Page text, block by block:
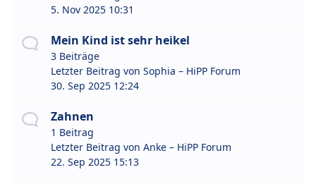
5. Nov 2025 10:31
Mein Kind ist sehr heikel
3 Beiträge
Letzter Beitrag von Sophia – HiPP Forum
30. Sep 2025 12:24
Zahnen
1 Beitrag
Letzter Beitrag von Anke – HiPP Forum
22. Sep 2025 15:13